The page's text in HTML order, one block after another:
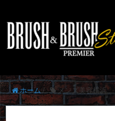
ホーム/ メンズ美容横浜